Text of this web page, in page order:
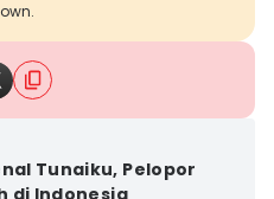
Tunaiku, Pelopor
di Indonesia